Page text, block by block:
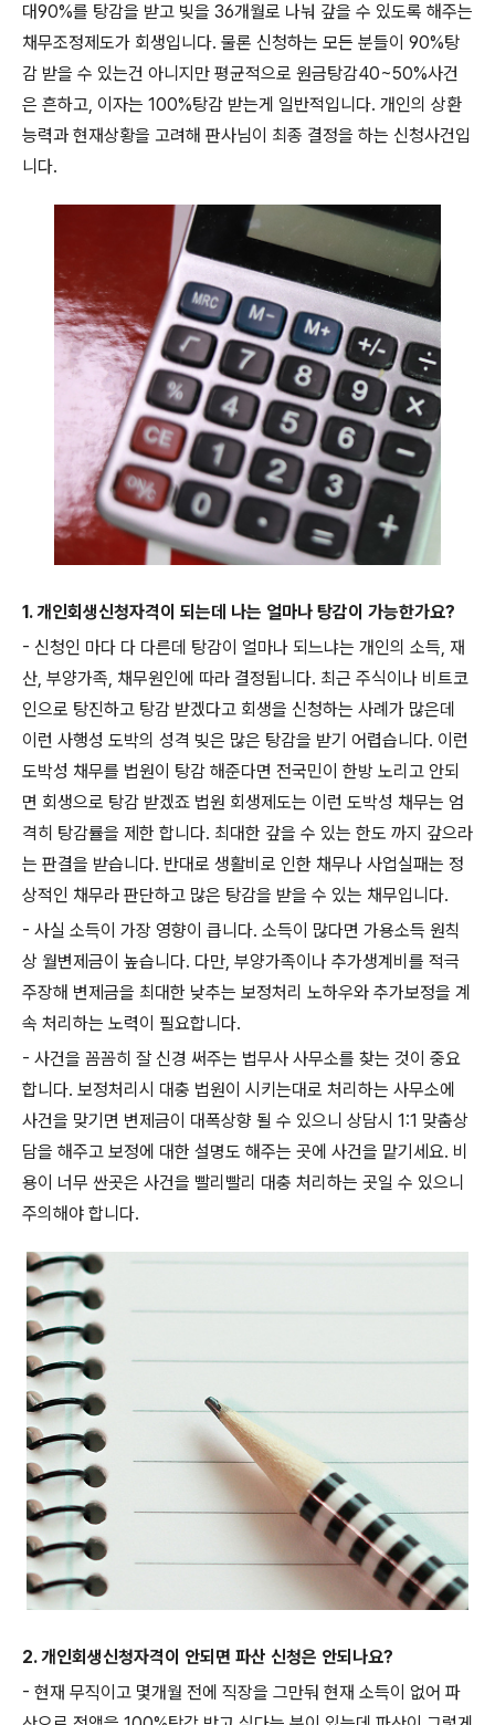
대90%를 탕감을 받고 빚을 36개월로 나눠 갚을 수 있도록 해주는
채무조정제도가 회생입니다. 물론 신청하는 모든 분들이 90%탕
감 받을 수 있는건 아니지만 평균적으로 원금탕감40~50%사건
은 흔하고, 이자는 100%탕감 받는게 일반적입니다. 개인의 상환
능력과 현재상황을 고려해 판사님이 최종 결정을 하는 신청사건입
니다.
1. 개인회생신청자격이 되는데 나는 얼마나 탕감이 가능한가요?
- 신청인 마다 다 다른데 탕감이 얼마나 되느냐는 개인의 소득, 재
산, 부양가족, 채무원인에 따라 결정됩니다. 최근 주식이나 비트코
인으로 탕진하고 탕감 받겠다고 회생을 신청하는 사례가 많은데
이런 사행성 도박의 성격 빚은 많은 탕감을 받기 어렵습니다. 이런
도박성 채무를 법원이 탕감 해준다면 전국민이 한방 노리고 안되
면 회생으로 탕감 받겠죠 법원 회생제도는 이런 도박성 채무는 엄
격히 탕감률을 제한 합니다. 최대한 갚을 수 있는 한도 까지 갚으라
는 판결을 받습니다. 반대로 생활비로 인한 채무나 사업실패는 정
상적인 채무라 판단하고 많은 탕감을 받을 수 있는 채무입니다.
- 사실 소득이 가장 영향이 큽니다. 소득이 많다면 가용소득 원칙
상 월변제금이 높습니다. 다만, 부양가족이나 추가생계비를 적극
주장해 변제금을 최대한 낮추는 보정처리 노하우와 추가보정을 계
속 처리하는 노력이 필요합니다.
- 사건을 꼼꼼히 잘 신경 써주는 법무사 사무소를 찾는 것이 중요
합니다. 보정처리시 대충 법원이 시키는대로 처리하는 사무소에
사건을 맞기면 변제금이 대폭상향 될 수 있으니 상담시 1:1 맞춤상
담을 해주고 보정에 대한 설명도 해주는 곳에 사건을 맡기세요. 비
용이 너무 싼곳은 사건을 빨리빨리 대충 처리하는 곳일 수 있으니
주의해야 합니다.
2. 개인회생신청자격이 안되면 파산 신청은 안되나요?
- 현재 무직이고 몇개월 전에 직장을 그만둬 현재 소득이 없어 파